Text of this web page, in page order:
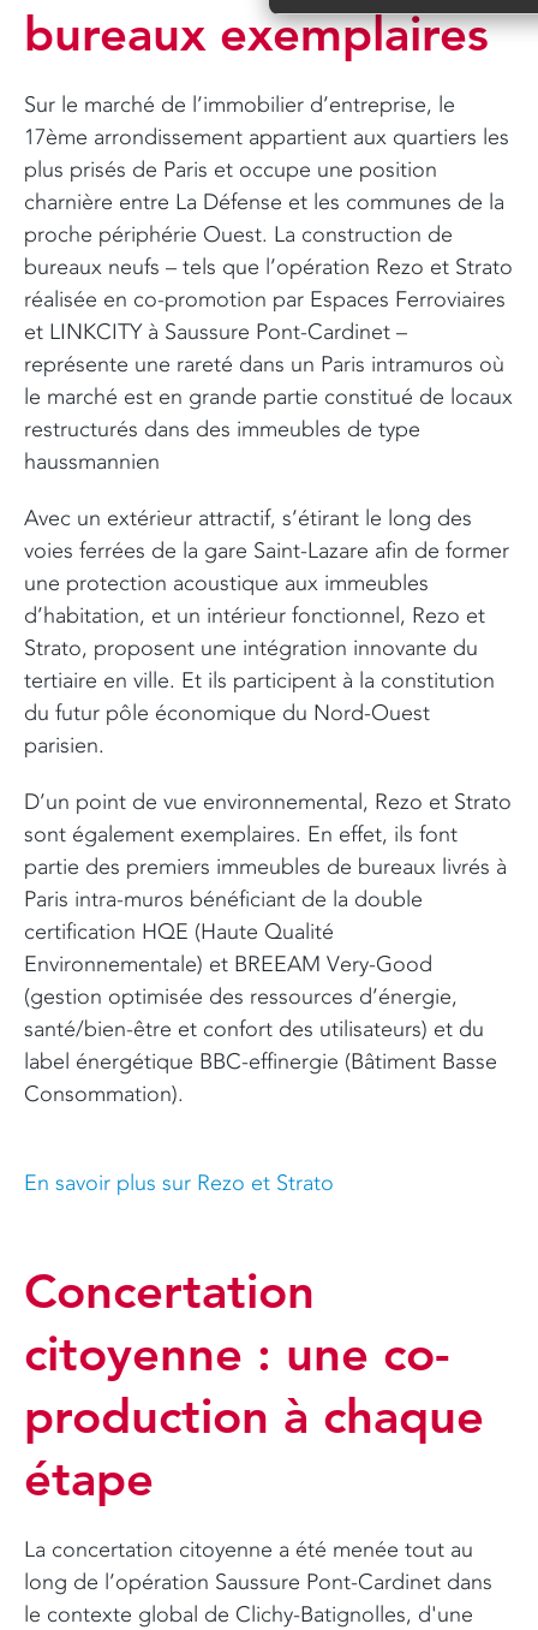
bureaux exemplaires
Sur le marché de l’immobilier d’entreprise, le
17ème arrondissement appartient aux quartiers les
plus prisés de Paris et occupe une position
charnière entre La Défense et les communes de la
proche périphérie Ouest. La construction de
bureaux neufs – tels que l’opération Rezo et Strato
réalisée en co-promotion par Espaces Ferroviaires
et LINKCITY à Saussure Pont-Cardinet –
représente une rareté dans un Paris intramuros où
le marché est en grande partie constitué de locaux
restructurés dans des immeubles de type
haussmannien
Avec un extérieur attractif, s’étirant le long des
voies ferrées de la gare Saint-Lazare afin de former
une protection acoustique aux immeubles
d’habitation, et un intérieur fonctionnel, Rezo et
Strato, proposent une intégration innovante du
tertiaire en ville. Et ils participent à la constitution
du futur pôle économique du Nord-Ouest
parisien.
D’un point de vue environnemental, Rezo et Strato
sont également exemplaires. En effet, ils font
partie des premiers immeubles de bureaux livrés à
Paris intra-muros bénéficiant de la double
certification HQE (Haute Qualité
Environnementale) et BREEAM Very-Good
(gestion optimisée des ressources d’énergie,
santé/bien-être et confort des utilisateurs) et du
label énergétique BBC-effinergie (Bâtiment Basse
Consommation).
En savoir plus sur Rezo et Strato
Concertation
citoyenne : une co-
production à chaque
étape
La concertation citoyenne a été menée tout au
long de l’opération Saussure Pont-Cardinet dans
le contexte global de Clichy-Batignolles, d'une